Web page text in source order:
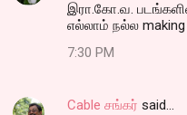
இரா.கோ.வ.
எல்லாம் நல்ல
7:30 PM
Cable சங்கர் said…